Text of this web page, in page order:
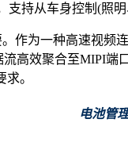
持从车身控制(照
作为一种高速视频
高效聚合至MIPI
。
电池管